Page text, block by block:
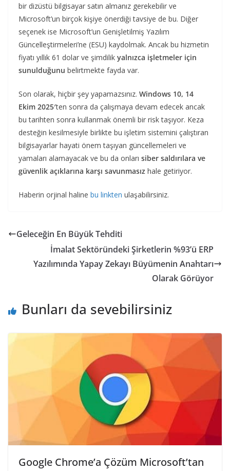
bir dizüstü bilgisayar satın almanız gerekebilir ve
Microsoft’un birçok kişiye önerdiği tavsiye de bu. Diğer
seçenek ise Microsoft’un Genişletilmiş Yazılım
Güncelleştirmeleri’ne (ESU) kaydolmak. Ancak bu hizmetin
fiyatı yıllık 61 dolar ve şimdilik yalnızca işletmeler için
sunulduğunu belirtmekte fayda var.
Son olarak, hiçbir şey yapamazsınız. Windows 10, 14
Ekim 2025′ten sonra da çalışmaya devam edecek ancak
bu tarihten sonra kullanmak önemli bir risk taşıyor. Keza
desteğin kesilmesiyle birlikte bu işletim sistemini çalıştıran
bilgisayarlar hayati önem taşıyan güncellemeleri ve
yamaları alamayacak ve bu da onları siber saldırılara ve
güvenlik açıklarına karşı savunmasız hale getiriyor.
Haberin orjinal haline bu linkten ulaşabilirsiniz.
Geleceğin En Büyük Tehditi
İmalat Sektöründeki Şirketlerin %93’ü ERP
Yazılımında Yapay Zekayı Büyümenin Anahtarı
Olarak Görüyor
Bunları da sevebilirsiniz
Google Chrome’a Çözüm Microsoft’tan